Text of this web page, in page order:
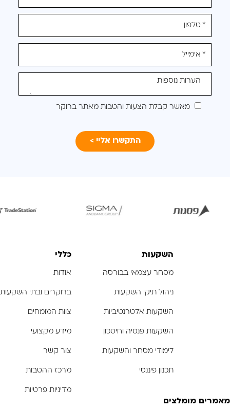
מלאו
את
טופס
לקבלת
הצעה
מותאמת
מאשר קבלת הצעות והטבות מאתר ברוקר
לפתיחת
לפתיחת
השקעות
מסחר עצמאי בבורסה
ניהול תיקי השקעות
השקעות אלטרנטיביות
השקעות פנסיה וחיסכון
לימודי מסחר והשקעות
תכנון פיננסי
כללי
אודות
ברוקרים ובתי השקעות
צוות המומחים
מידע מקצועי
צור קשר
מרכז ההטבות
מדיניות פרטיות
מאמרים מומלצים